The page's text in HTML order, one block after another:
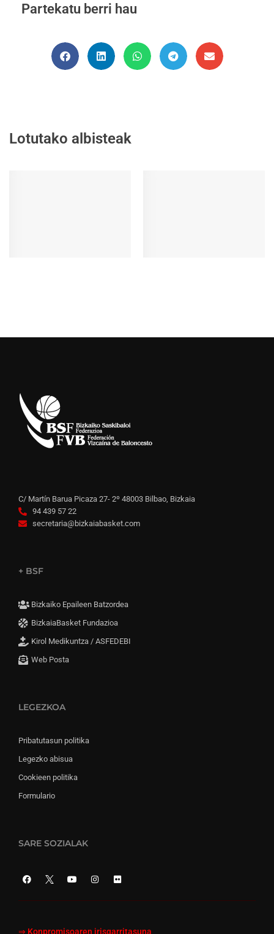
Partekatu berri hau
Lotutako albisteak
C/ Martín Barua Picaza 27- 2º 48003 Bilbao, Bizkaia
94 439 57 22
secretaria@bizkaiabasket.com
+ BSF
Bizkaiko Epaileen Batzordea
BizkaiaBasket Fundazioa
Kirol Medikuntza / ASFEDEBI
Web Posta
LEGEZKOA
Pribatutasun politika
Legezko abisua
Cookieen politika
Formulario
SARE SOZIALAK